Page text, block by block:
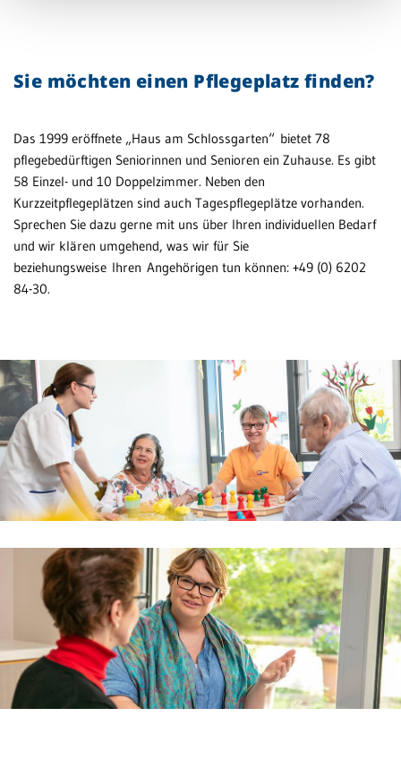
Sie möchten einen Pflegeplatz finden?
Das 1999 eröffnete „Haus am Schlossgarten“ bietet 78
pflegebedürftigen Seniorinnen und Senioren ein Zuhause. Es gibt
58 Einzel- und 10 Doppelzimmer. Neben den
Kurzzeitpflegeplätzen sind auch Tagespflegeplätze vorhanden.
Sprechen Sie dazu gerne mit uns über Ihren individuellen Bedarf
und wir klären umgehend, was wir für Sie
beziehungsweise Ihren Angehörigen tun können: +49 (0) 6202
84-30.